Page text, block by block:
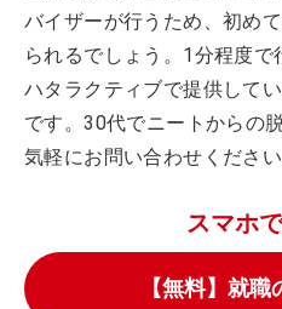
バイザーが行うため、初め
られるでしょう。1分程度で
ハタラクティブで提供して
です。30代でニートからの
気軽にお問い合わせください
スマホ
【無料】就